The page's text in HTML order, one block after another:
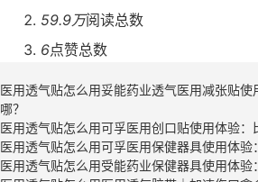
59.9万阅读总数
6点赞总数
医用透气贴怎么用妥能药业透气医用减张贴
哪？
医用透气贴怎么用可孚医用创口贴使用体验：
医用透气贴怎么用可孚医用保健器具使用体验
医用透气贴怎么用受能药业保健器具使用体验